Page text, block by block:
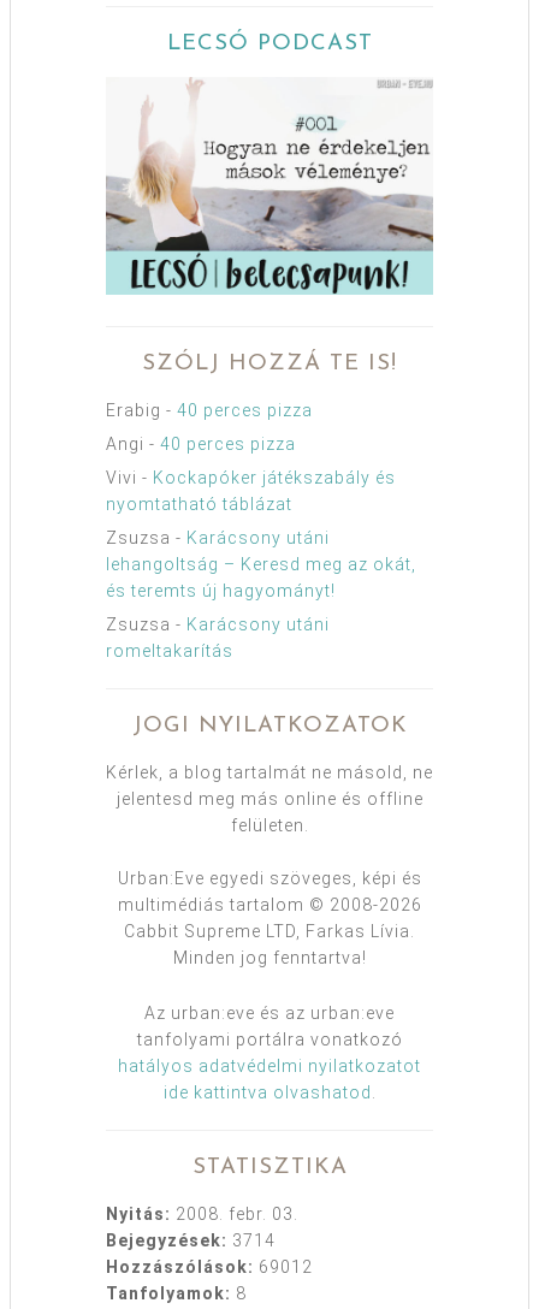
LECSÓ PODCAST
SZÓLJ HOZZÁ TE IS!
Erabig - 40 perces pizza
Angi - 40 perces pizza
Vivi - Kockapóker játékszabály és
nyomtatható táblázat
Zsuzsa - Karácsony utáni
lehangoltság – Keresd meg az okát,
és teremts új hagyományt!
Zsuzsa - Karácsony utáni
romeltakarítás
JOGI NYILATKOZATOK
Kérlek, a blog tartalmát ne másold, ne
jelentesd meg más online és offline
felületen.
Urban:Eve egyedi szöveges, képi és
multimédiás tartalom © 2008-2026
Cabbit Supreme LTD, Farkas Lívia.
Minden jog fenntartva!
Az urban:eve és az urban:eve
tanfolyami portálra vonatkozó
hatályos adatvédelmi nyilatkozatot
ide kattintva olvashatod .
STATISZTIKA
Nyitás: 2008. febr. 03.
Bejegyzések: 3714
Hozzászólások: 69012
Tanfolyamok: 8